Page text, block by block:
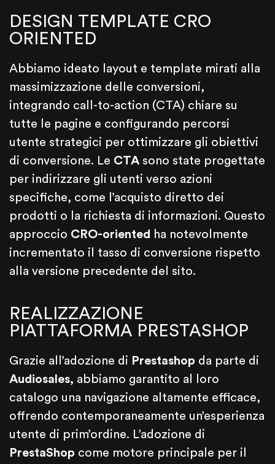
DESIGN TEMPLATE CRO
ORIENTED
Abbiamo ideato layout e template mirati alla
massimizzazione delle conversioni,
integrando call-to-action (CTA) chiare su
tutte le pagine e configurando percorsi
utente strategici per ottimizzare gli obiettivi
di conversione. Le CTA sono state progettate
per indirizzare gli utenti verso azioni
specifiche, come l’acquisto diretto dei
prodotti o la richiesta di informazioni. Questo
approccio CRO-oriented ha notevolmente
incrementato il tasso di conversione rispetto
alla versione precedente del sito.
REALIZZAZIONE
PIATTAFORMA PRESTASHOP
Grazie all’adozione di Prestashop da parte di
Audiosales, abbiamo garantito al loro
catalogo una navigazione altamente efficace,
offrendo contemporaneamente un’esperienza
utente di prim’ordine. L’adozione di
PrestaShop come motore principale per il